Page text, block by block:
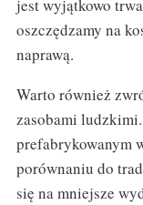
jest wyjątkowo
oszczędzamy na
naprawą.
Warto również
zasobami
prefabrykowanym
porównaniu do
się na mniejsze